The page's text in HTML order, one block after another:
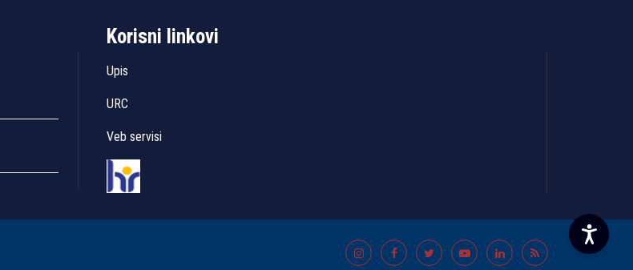
Korisni linkovi
Upis
URC
Veb servisi